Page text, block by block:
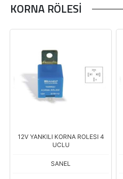
KORNA RÖLESİ
12V YANKILI KORNA ROLESI 4
UCLU
SANEL